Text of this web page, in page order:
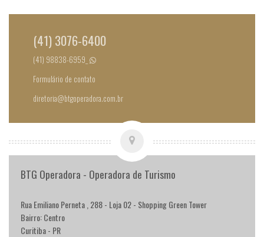
(41) 3076-6400
(41) 98838-6959_
Formulário de contato
diretoria@btgoperadora.com.br
BTG Operadora - Operadora de Turismo
Rua Emiliano Perneta , 288 - Loja 02 - Shopping Green Tower
Bairro: Centro
Curitiba - PR